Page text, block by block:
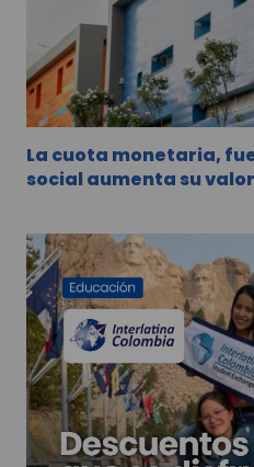
La cuota monetaria,
social aumenta su valor